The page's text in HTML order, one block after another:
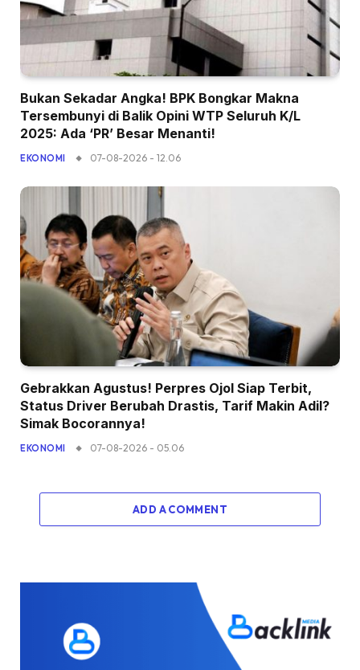
Bukan Sekadar Angka! BPK Bongkar Makna
Tersembunyi di Balik Opini WTP Seluruh K/L
2025: Ada ‘PR’ Besar Menanti!
EKONOMI 07-08-2026 - 12.06
Gebrakkan Agustus! Perpres Ojol Siap Terbit,
Status Driver Berubah Drastis, Tarif Makin Adil?
Simak Bocorannya!
EKONOMI 07-08-2026 - 05.06
ADD A COMMENT